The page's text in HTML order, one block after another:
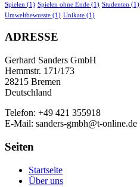
Spielen (1) Spielen ohne Ende (1) Studenten (1)
Umweltbewusste (1) Unikate (1)
ADRESSE
Gerhard Sanders GmbH
Hemmstr. 171/173
28215 Bremen
Deutschland
Telefon: +49 421 355918
E-Mail: sanders-gmbh@t-online.de
Seiten
Startseite
Über uns